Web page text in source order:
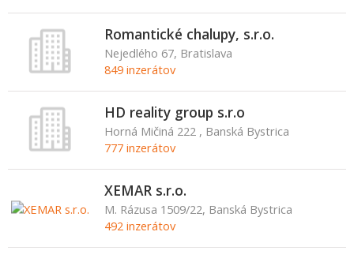
Romantické chalupy, s.r.o.
Nejedlého 67, Bratislava
849 inzerátov
HD reality group s.r.o
Horná Mičiná 222 , Banská Bystrica
777 inzerátov
XEMAR s.r.o.
M. Rázusa 1509/22, Banská Bystrica
492 inzerátov